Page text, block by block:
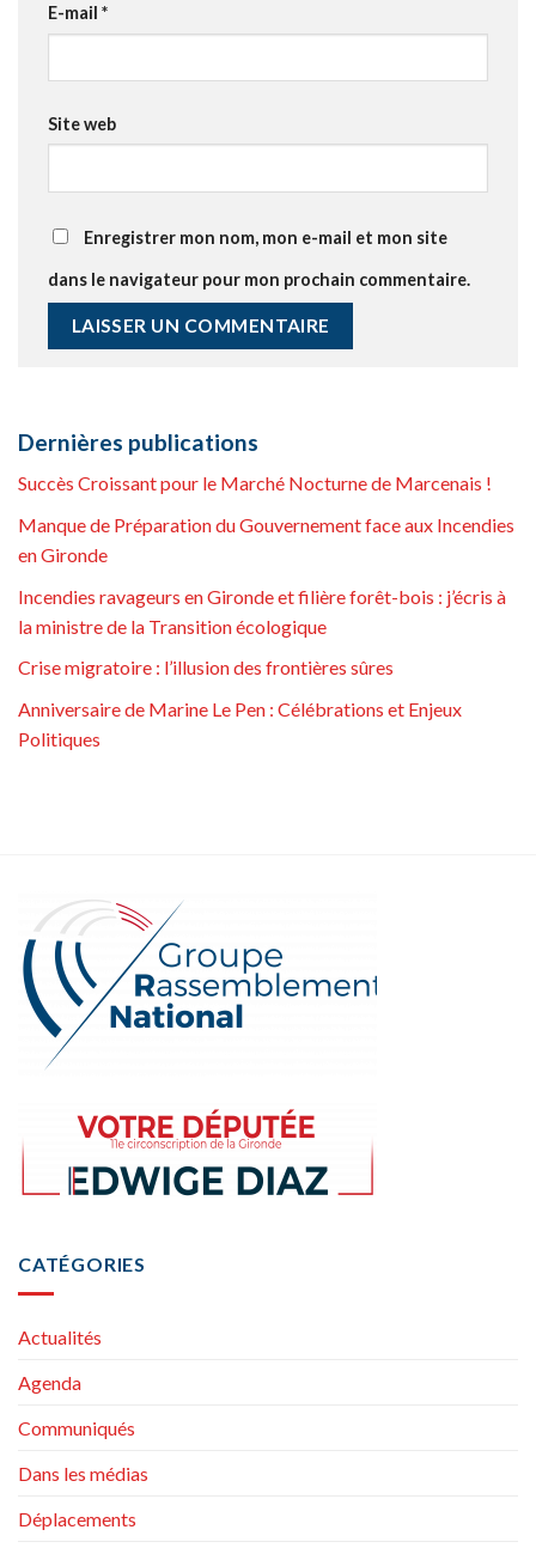
E-mail *
Site web
Enregistrer mon nom, mon e-mail et mon site
dans le navigateur pour mon prochain commentaire.
Dernières publications
Succès Croissant pour le Marché Nocturne de Marcenais !
Manque de Préparation du Gouvernement face aux Incendies
en Gironde
Incendies ravageurs en Gironde et filière forêt-bois : j’écris à
la ministre de la Transition écologique
Crise migratoire : l’illusion des frontières sûres
Anniversaire de Marine Le Pen : Célébrations et Enjeux
Politiques
CATÉGORIES
Actualités
Agenda
Communiqués
Dans les médias
Déplacements